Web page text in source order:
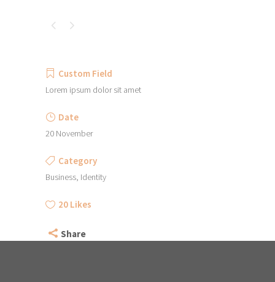
Custom Field
Lorem ipsum dolor sit amet
Date
20 November
Category
Business, Identity
20 Likes
Share